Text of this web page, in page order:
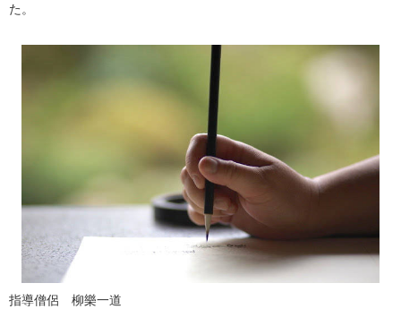
た。
指導僧侶 柳樂一道